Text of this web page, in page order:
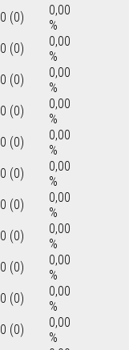
0 (0)
0,00
%
0 (0)
0,00
%
0 (0)
0,00
%
0 (0)
0,00
%
0 (0)
0,00
%
0 (0)
0,00
%
0 (0)
0,00
%
0 (0)
0,00
%
0 (0)
0,00
%
0 (0)
0,00
%
0 (0)
0,00
%